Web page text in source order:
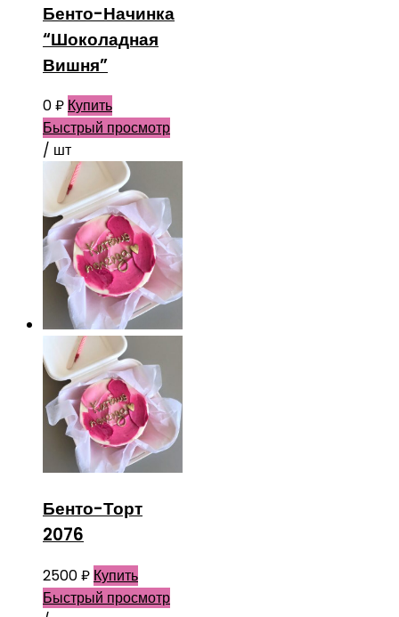
Бенто-Начинка
“Шоколадная
Вишня”
0₽ Купить
Быстрый просмотр
/ шт
Бенто-Торт
2076
2500₽ Купить
Быстрый просмотр